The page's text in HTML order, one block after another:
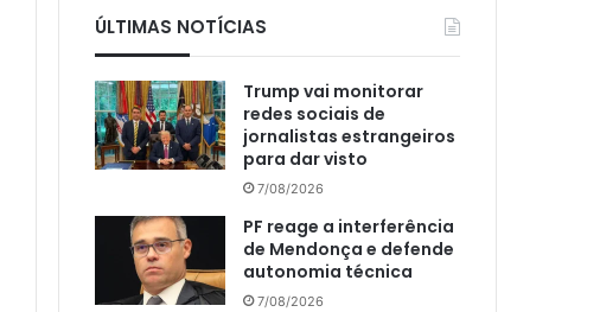
ÚLTIMAS NOTÍCIAS
Trump vai monitorar
redes sociais de
jornalistas estrangeiros
para dar visto
7/08/2026
PF reage a interferência
de Mendonça e defende
autonomia técnica
7/08/2026